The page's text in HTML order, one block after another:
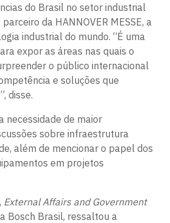
do Brasil no setor industrial
da HANNOVER MESSE, a
industrial do mundo. “É uma
expor as áreas nas quais o
o público internacional
e soluções que
disse.
necessidade de maior
sobre infraestrutura
além de mencionar o papel dos
em projetos
, External Affairs and Government
Bosch Brasil, ressaltou a